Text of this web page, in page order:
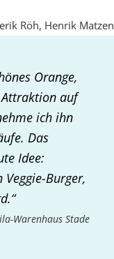
Röh, Henrik Matzen
Orange,
auf
ich ihn
Das
Idee:
Burger,
Warenhaus Stade